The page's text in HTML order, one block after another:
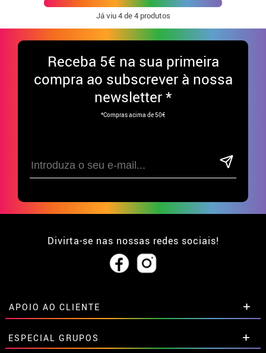
Já viu4de 4 produtos
Receba 5€ na sua primeira
compra ao subscrever à nossa
newsletter *
*Compras acima de 50€
Divirta-se nas nossas redes sociais!
APOIO AO CLIENTE
• Sobre nós
• Condições de venda
ESPECIAL GRUPOS